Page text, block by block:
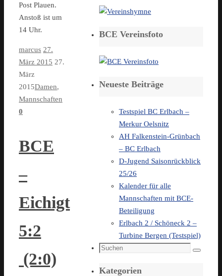
Post Plauen.
Anstoß ist um
14 Uhr.
marcus 27.
März 2015 27.
März
2015Damen,
Mannschaften
0
BCE
–
Eichigt
5:2
(2:0)
BCE Vereinsfoto
Neueste Beiträge
Testspiel BC Erlbach –
Merkur Oelsnitz
AH Falkenstein-Grünbach
– BC Erlbach
D-Jugend Saisonrückblick
25/26
Kalender für alle
Mannschaften mit BCE-
Beteiligung
Erlbach 2 / Schöneck 2 –
Turbine Bergen (Testspiel)
Suchen
Suchen
Kategorien